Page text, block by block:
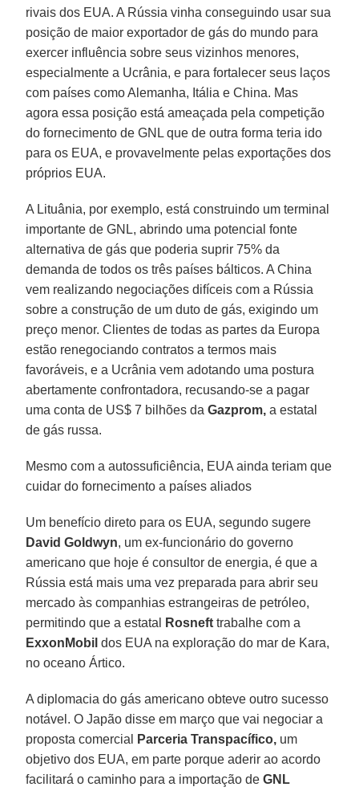
rivais dos EUA. A Rússia vinha conseguindo usar sua
posição de maior exportador de gás do mundo para
exercer influência sobre seus vizinhos menores,
especialmente a Ucrânia, e para fortalecer seus laços
com países como Alemanha, Itália e China. Mas
agora essa posição está ameaçada pela competição
do fornecimento de GNL que de outra forma teria ido
para os EUA, e provavelmente pelas exportações dos
próprios EUA.
A Lituânia, por exemplo, está construindo um terminal
importante de GNL, abrindo uma potencial fonte
alternativa de gás que poderia suprir 75% da
demanda de todos os três países bálticos. A China
vem realizando negociações difíceis com a Rússia
sobre a construção de um duto de gás, exigindo um
preço menor. Clientes de todas as partes da Europa
estão renegociando contratos a termos mais
favoráveis, e a Ucrânia vem adotando uma postura
abertamente confrontadora, recusando-se a pagar
uma conta de US$ 7 bilhões daGazprom, a estatal
de gás russa.
Mesmo com a autossuficiência, EUA ainda teriam que
cuidar do fornecimento a países aliados
Um benefício direto para os EUA, segundo sugere
David Goldwyn, um ex-funcionário do governo
americano que hoje é consultor de energia, é que a
Rússia está mais uma vez preparada para abrir seu
mercado às companhias estrangeiras de petróleo,
permitindo que a estatal
Rosneft trabalhe com a
ExxonMobil dos EUA na exploração do mar de Kara,
no oceano Ártico.
A diplomacia do gás americano obteve outro sucesso
notável. O Japão disse em março que vai negociar a
proposta comercial
Parceria Transpacífico, um
objetivo dos EUA, em parte porque aderir ao acordo
facilitará o caminho para a importação deGNL